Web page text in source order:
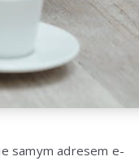
samym adresem e-